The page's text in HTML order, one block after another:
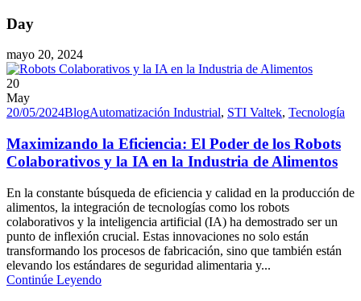
Day
mayo 20, 2024
20
May
20/05/2024BlogAutomatización Industrial, STI Valtek, Tecnología
Maximizando la Eficiencia: El Poder de los Robots
Colaborativos y la IA en la Industria de Alimentos
En la constante búsqueda de eficiencia y calidad en la producción de
alimentos, la integración de tecnologías como los robots
colaborativos y la inteligencia artificial (IA) ha demostrado ser un
punto de inflexión crucial. Estas innovaciones no solo están
transformando los procesos de fabricación, sino que también están
elevando los estándares de seguridad alimentaria y...
Continúe Leyendo